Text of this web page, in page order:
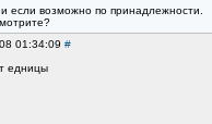
если возможно по принадлежности.
01:34:09 #
едницы